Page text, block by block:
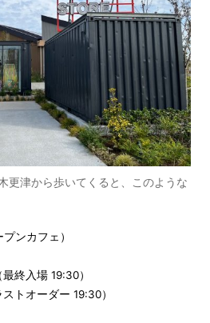
更津から歩いてくると、このような
ンカフェ）
終入場 19:30）
トオーダー 19:30）